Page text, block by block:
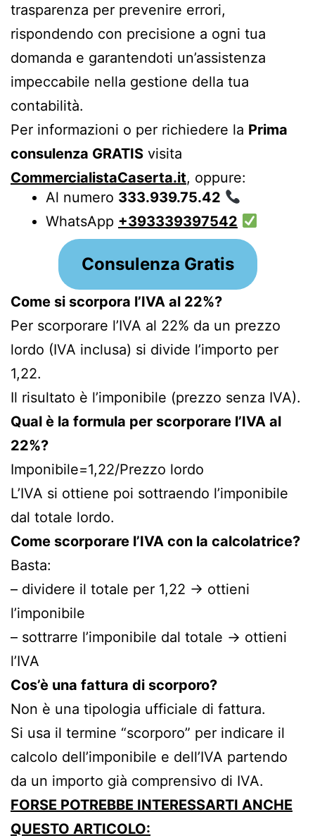
trasparenza per prevenire errori,
rispondendo con precisione a ogni tua
domanda e garantendoti un’assistenza
impeccabile nella gestione della tua
contabilità.
Per informazioni o per richiedere la Prima
consulenza GRATIS visita
CommercialistaCaserta.it, oppure:
Al numero 333.939.75.42
WhatsApp +393339397542
Consulenza Gratis
Come si scorpora l’IVA al 22%?
Per scorporare l’IVA al 22% da un prezzo
lordo (IVA inclusa) si divide l’importo per
1,22.
Il risultato è l’imponibile (prezzo senza IVA).
Qual è la formula per scorporare l’IVA al
22%?
Imponibile=1,22/Prezzo lordo​
L’IVA si ottiene poi sottraendo l’imponibile
dal totale lordo.
Come scorporare l’IVA con la calcolatrice?
Basta:
– dividere il totale per 1,22 → ottieni
l’imponibile
– sottrarre l’imponibile dal totale → ottieni
l’IVA
Cos’è una fattura di scorporo?
Non è una tipologia ufficiale di fattura.
Si usa il termine “scorporo” per indicare il
calcolo dell’imponibile e dell’IVA partendo
da un importo già comprensivo di IVA.
FORSE POTREBBE INTERESSARTI ANCHE
QUESTO ARTICOLO: